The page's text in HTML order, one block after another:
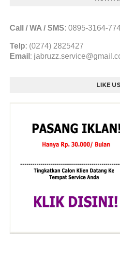
Call / WA / SMS: 0895-3164-
Telp: (0274) 2825427
Email :
LIKE US